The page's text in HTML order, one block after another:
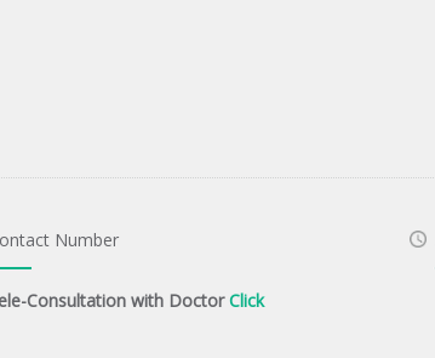
Number
Consultation with DoctorClick